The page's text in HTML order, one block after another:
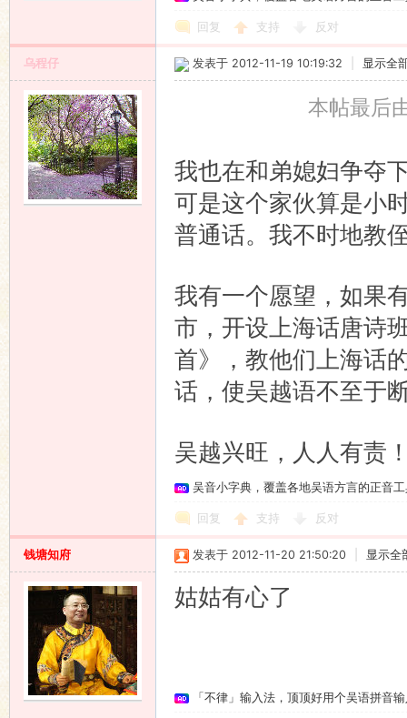
回复 支持 反对
乌程仔 发表于 2012-11-19 10:19:32 显示全
本帖最后
我也在和弟媳妇争夺
可是这个家伙算是小
普通话。我不时地教
我有一个愿望，如果
市，开设上海话唐诗
首》，教他们上海话
话，使吴越语不至于
吴越兴旺，人人有责
吴音小字典，覆盖各地吴语方言的正音
回复 支持 反对
钱塘知府 发表于 2012-11-20 21:50:20 显示全
姑姑有心了
「不律」输入法，顶顶好用个吴语拼音